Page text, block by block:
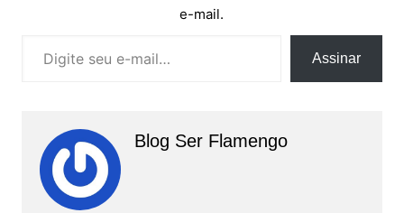
e-mail.
Assinar
Blog Ser Flamengo